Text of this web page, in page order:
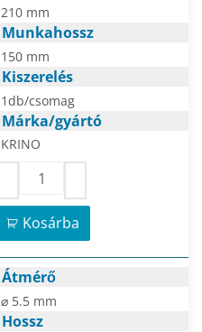
210 mm
Munkahossz
150 mm
Kiszerelés
1db/csomag
Márka/gyártó
KRINO
Kosárba
Átmérő
⌀ 5.5 mm
Hossz